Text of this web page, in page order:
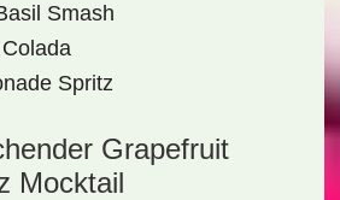
Smash
Spritz
Grapefruit
Mocktail